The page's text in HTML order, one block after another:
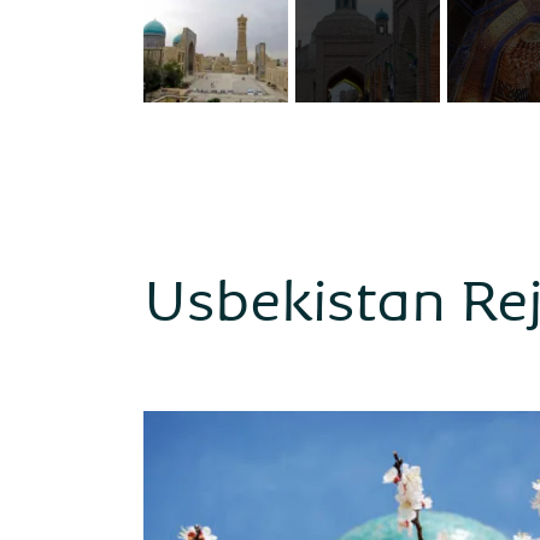
Usbekistan